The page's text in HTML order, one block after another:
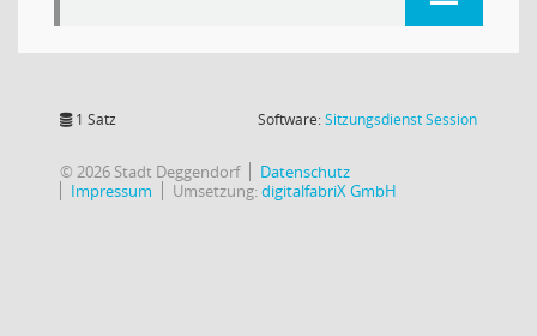
1 Satz Software:SitzungsdienstSession(Wird in
© 2026 Stadt Deggendorf
Datenschutz
Impressum
Umsetzung:digitalfabriX GmbH